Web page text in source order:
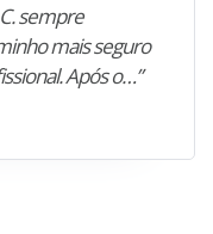
sempre
mais seguro
Após o…”